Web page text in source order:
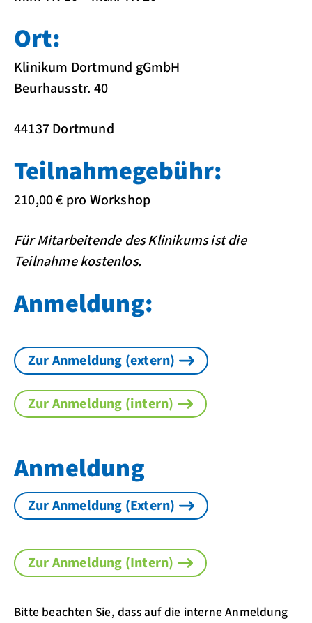
Ort:
Klinikum Dortmund gGmbH
Beurhausstr. 40
44137 Dortmund
Teilnahmegebühr:
210,00 € pro Workshop
Für Mitarbeitende des Klinikums ist die
Teilnahme kostenlos.
Anmeldung:
Zur Anmeldung (extern)
Zur Anmeldung (intern)
Anmeldung
Zur Anmeldung (Extern)
Zur Anmeldung (Intern)
Bitte beachten Sie, dass auf die interne Anmeldung